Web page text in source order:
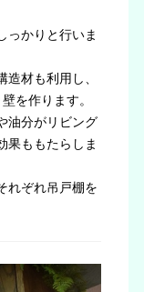
っかりと行いま
材も利用し、
を作ります。
油分がリビング
果ももたらしま
れぞれ吊戸棚を